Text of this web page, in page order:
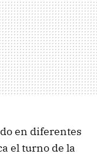
en diferentes
el turno de la